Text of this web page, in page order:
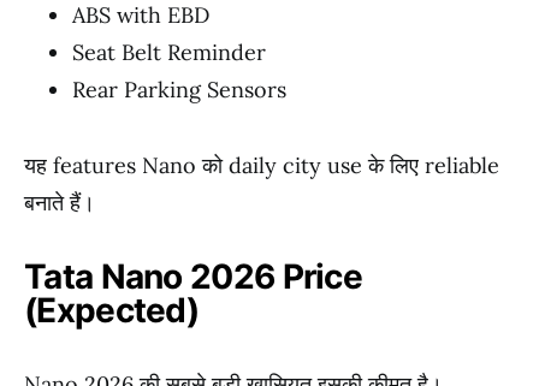
ABS with EBD
Seat Belt Reminder
Rear Parking Sensors
यह features Nano को daily city use के लिए reliable
बनाते हैं।
Tata Nano 2026 Price
(Expected)